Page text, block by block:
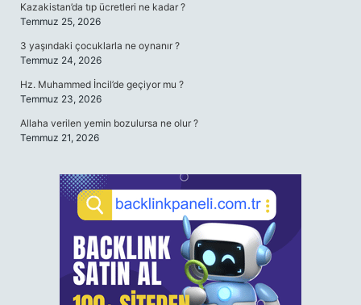
Kazakistan’da tıp ücretleri ne kadar ?
Temmuz 25, 2026
3 yaşındaki çocuklarla ne oynanır ?
Temmuz 24, 2026
Hz. Muhammed İncil’de geçiyor mu ?
Temmuz 23, 2026
Allaha verilen yemin bozulursa ne olur ?
Temmuz 21, 2026